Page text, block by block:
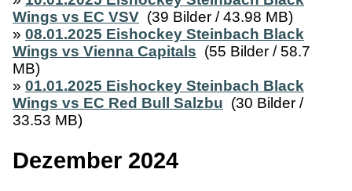
Wings vs EC VSV (39 Bilder / 43.98 MB)
» 08.01.2025 Eishockey Steinbach Black
Wings vs Vienna Capitals (55 Bilder / 58.7
MB)
» 01.01.2025 Eishockey Steinbach Black
Wings vs EC Red Bull Salzbu (30 Bilder /
33.53 MB)
Dezember 2024